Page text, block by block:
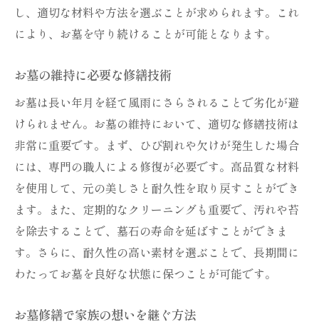
お墓修繕の基本的なポイント
お墓を美しく保つ修繕のコツ
修繕でお墓を長持ちさせる方法
維持と修繕の重要な関係性
お墓の修繕と交換を考える理由
修繕と交換が重要な理由とは
お墓の修繕を考えるタイミング
交換が意味するお墓の未来
修繕で守る家族の想いと歴史
お墓修繕の意義とその方法
墓石交換と修繕でお墓を守る
し、適切な材料や方法を選ぶことが求められます。これ
により、お墓を守り続けることが可能となります。
お墓の維持に必要な修繕技術
お墓は長い年月を経て風雨にさらされることで劣化が避
けられません。お墓の維持において、適切な修繕技術は
非常に重要です。まず、ひび割れや欠けが発生した場合
には、専門の職人による修復が必要です。高品質な材料
を使用して、元の美しさと耐久性を取り戻すことができ
ます。また、定期的なクリーニングも重要で、汚れや苔
を除去することで、墓石の寿命を延ばすことができま
す。さらに、耐久性の高い素材を選ぶことで、長期間に
わたってお墓を良好な状態に保つことが可能です。
お墓修繕で家族の想いを継ぐ方法